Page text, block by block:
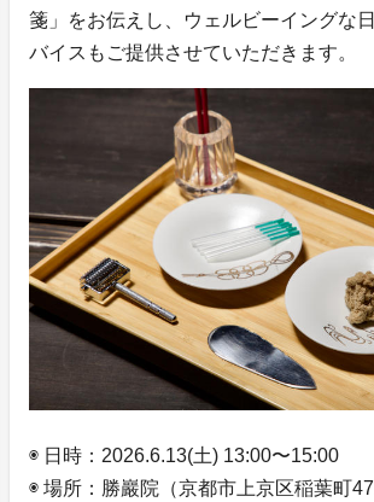
箋」をお伝えし、ウェルビーイングな
バイスもご提供させていただきます。
◉ 日時：2026.6.13(土) 13:00〜15:00
◉ 場所：勝巖院（京都市上京区稲葉町